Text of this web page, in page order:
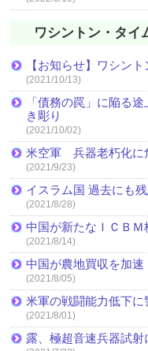
ワシントン・タイ
【お知らせ】ワシン
(2021/10/13)
「債務の罠」に陥る
き彫り
(2021/10/02)
米空軍 兵器老朽化に
(2021/9/23)
イスラム国 過去にも
(2021/8/28)
中国が新たなＩＣＢＭ
(2021/8/14)
中国が農地買収を加速
(2021/8/05)
米軍の戦闘能力低下
(2021/8/01)
露、極超音速兵器試